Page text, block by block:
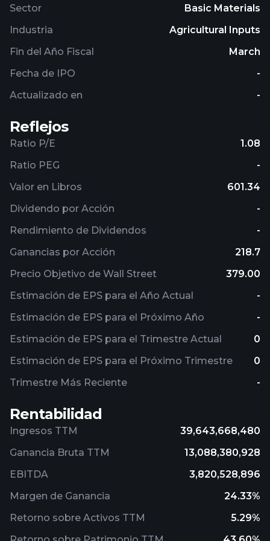
Sector
Basic Materials
Industria
Agricultural Inputs
Fin del Año Fiscal
March
Fecha de IPO
-
Actualizado en
-
Reflejos
Ratio P/E
1.08
Ratio PEG
-
Valor en Libros
601.34
Dividendo por Acción
-
Rendimiento de Dividendos
-
Ganancias por Acción
218.7
Precio Objetivo de Wall Street
379.00
Estimación de EPS para el Año Actual
-
Estimación de EPS para el Próximo Año
-
Estimación de EPS para el Trimestre Actual
0
Estimación de EPS para el Próximo Trimestre
0
Trimestre Más Reciente
-
Rentabilidad
Ingresos TTM
39,643,668,480
Ganancia Bruta TTM
13,088,380,928
EBITDA
3,820,528,896
Margen de Ganancia
24.33%
Retorno sobre Activos TTM
5.29%